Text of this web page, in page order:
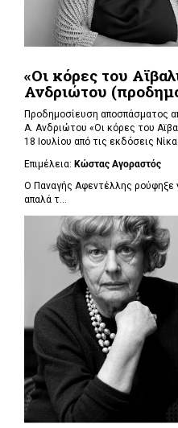
«Οι κόρες του
Ανδριώτου
Προδημοσίευση αποσπάσματος
Α. Ανδριώτου «Οι κόρες του
18 Ιουλίου από τις εκδόσεις
Επιμέλεια: Κώστας Αγοραστός
Ο Παναγής Αφεντέλλης ρούφηξε
απαλά τ...